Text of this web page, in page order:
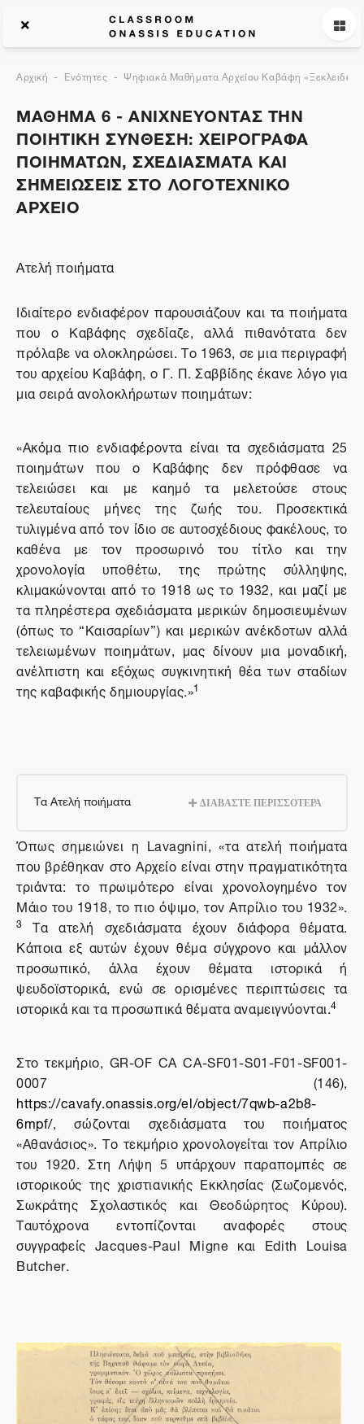
Αρχική Ενότητες Ψηφιακά Μαθήματα Αρχείου Καβάφη
ΜΑΘΗΜΑ 6 - ΑΝΙΧΝΕΥΟΝΤΑΣ ΤΗΝ
ΠΟΙΗΤΙΚΗ ΣΥΝΘΕΣΗ: ΧΕΙΡΟΓΡΑΦΑ
ΠΟΙΗΜΑΤΩΝ, ΣΧΕΔΙΑΣΜΑΤΑ ΚΑΙ
ΣΗΜΕΙΩΣΕΙΣ ΣΤΟ ΛΟΓΟΤΕΧΝΙΚΟ
ΑΡΧΕΙΟ
Ατελή ποιήματα
Ιδιαίτερο ενδιαφέρον παρουσιάζουν και τα ποιήματα
που ο Καβάφης σχεδίαζε, αλλά πιθανότατα δεν
πρόλαβε να ολοκληρώσει. Το 1963, σε μια περιγραφή
του αρχείου Καβάφη, ο Γ. Π. Σαββίδης έκανε λόγο για
μια σειρά ανολοκλήρωτων ποιημάτων:
«Ακόμα πιο ενδιαφέροντα είναι τα σχεδιάσματα 25
ποιημάτων που ο Καβάφης δεν πρόφθασε να
τελειώσει και με καημό τα μελετούσε στους
τελευταίους μήνες της ζωής του. Προσεκτικά
τυλιγμένα από τον ίδιο σε αυτοσχέδιους φακέλους, το
καθένα με τον προσωρινό του τίτλο και την
χρονολογία υποθέτω, της πρώτης σύλληψης,
κλιμακώνονται από το 1918 ως το 1932, και μαζί με
τα πληρέστερα σχεδιάσματα μερικών δημοσιευμένων
(όπως το “Καισαρίων”) και μερικών ανέκδοτων αλλά
τελειωμένων ποιημάτων, μας δίνουν μια μοναδική,
ανέλπιστη και εξόχως συγκινητική θέα των σταδίων
της καβαφικής δημιουργίας.»1
Τα Ατελή ποιήματα ΔΙΑΒΑΣΤΕ ΠΕΡΙΣΣΟΤΕΡΑ
Όπως σημειώνει η Lavagnini, «τα ατελή ποιήματα
που βρέθηκαν στο Αρχείο είναι στην πραγματικότητα
τριάντα: το πρωιμότερο είναι χρονολογημένο τον
Μάιο του 1918, το πιο όψιμο, τον Απρίλιο του 1932».
3
Τα ατελή σχεδιάσματα έχουν διάφορα θέματα.
Κάποια εξ αυτών έχουν θέμα σύγχρονο και μάλλον
προσωπικό, άλλα έχουν θέματα ιστορικά ή
ψευδοϊστορικά, ενώ σε ορισμένες περιπτώσεις τα
ιστορικά και τα προσωπικά θέματα αναμειγνύονται.4
Στο τεκμήριο, GR-OF CA CA-SF01-S01-F01-SF001-
0007 (146),
https://cavafy.onassis.org/el/object/7qwb-a2b8-
6mpf/, σώζονται σχεδιάσματα του ποιήματος
«Αθανάσιος». Το τεκμήριο χρονολογείται τον Απρίλιο
του 1920. Στη Λήψη 5 υπάρχουν παραπομπές σε
ιστορικούς της χριστιανικής Εκκλησίας (Σωζομενός,
Σωκράτης Σχολαστικός και Θεοδώρητος Κύρου).
Ταυτόχρονα εντοπίζονται αναφορές στους
συγγραφείς Jacques-Paul Migne και Edith Louisa
Butcher.